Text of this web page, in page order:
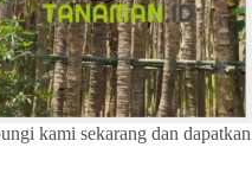
kami sekarang dan dapatkan